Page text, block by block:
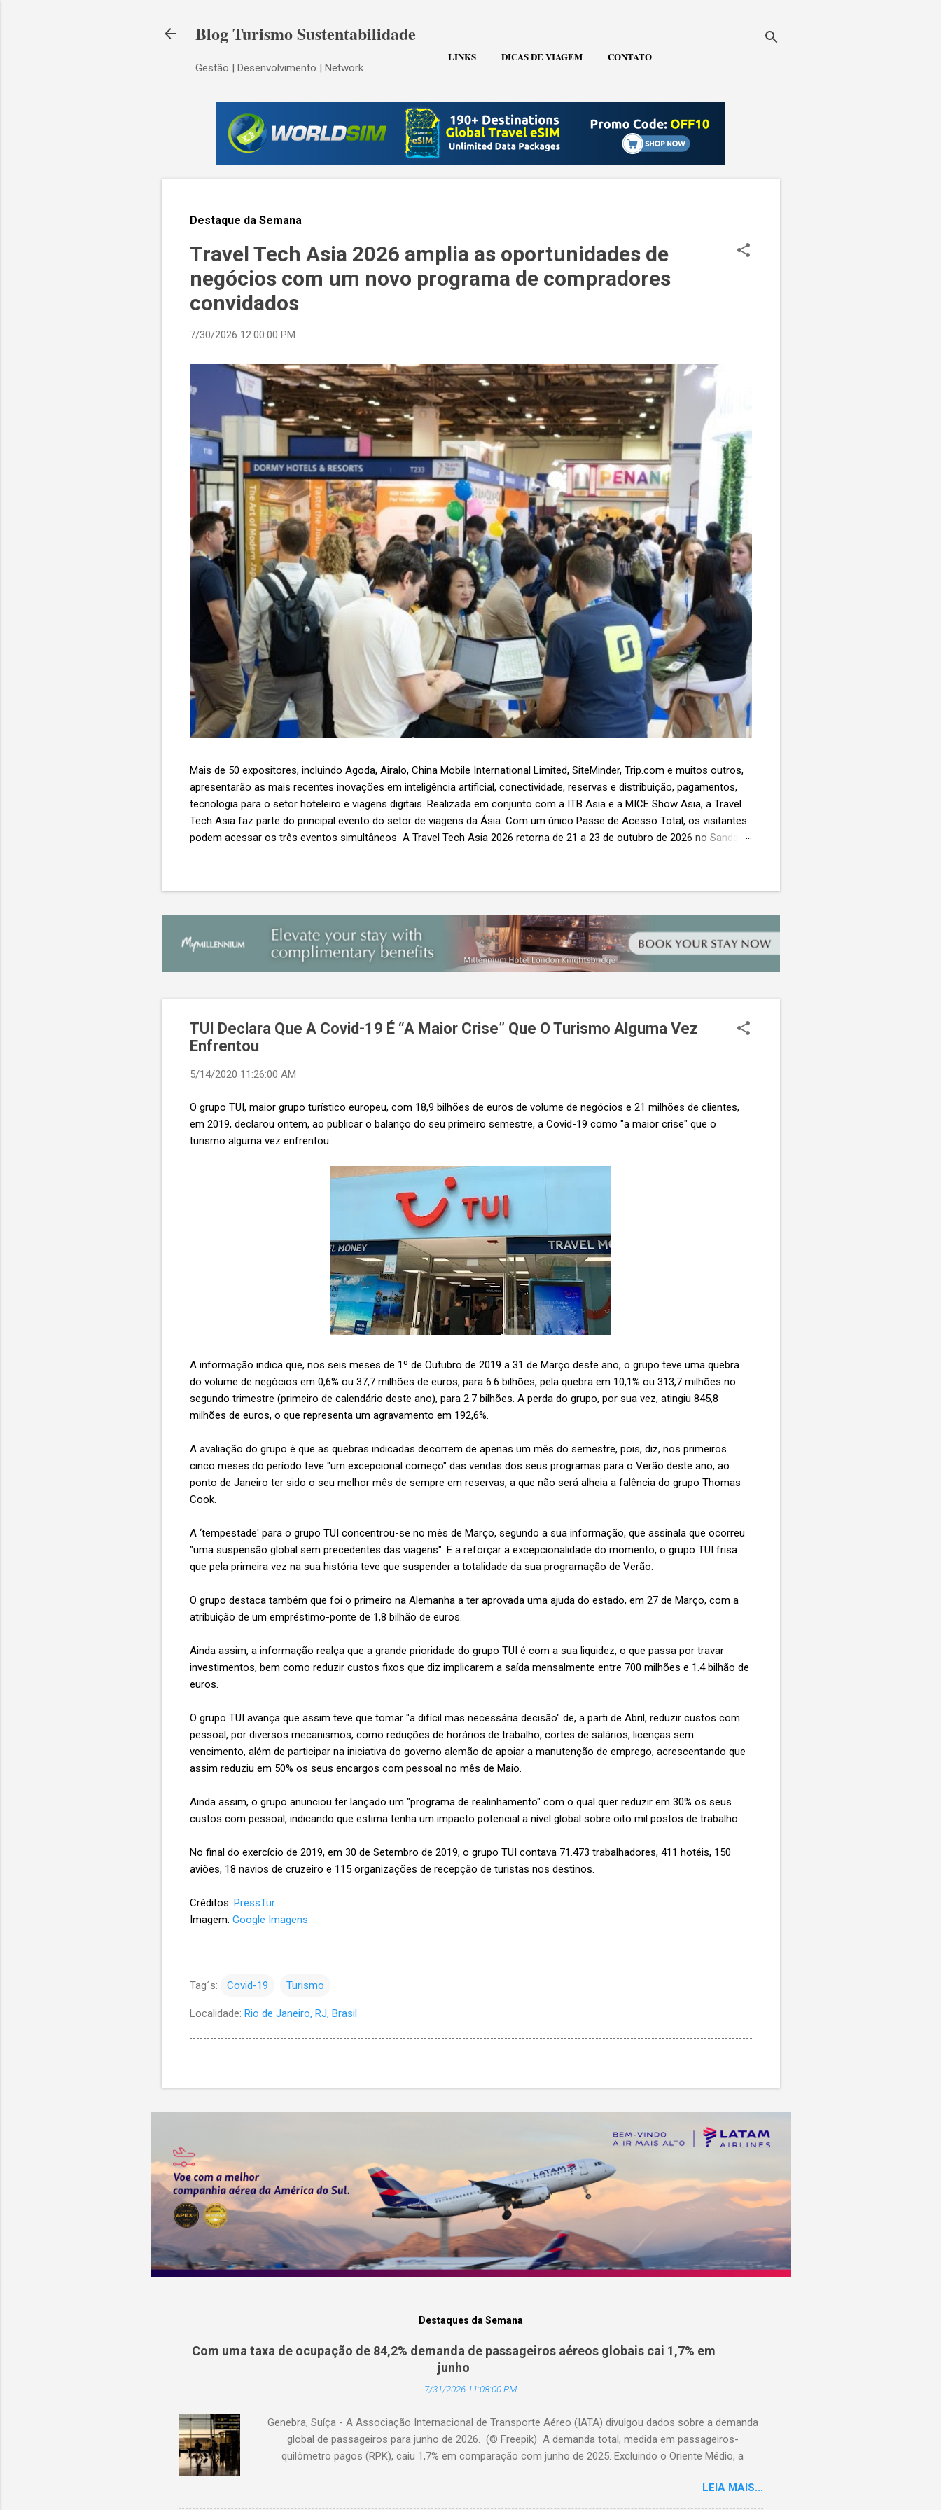
Blog Turismo Sustentabilidade
Gestão | Desenvolvimento | Network
LINKS DICAS DE VIAGEM CONTATO
Destaque da Semana
Travel Tech Asia 2026 amplia as oportunidades de
negócios com um novo programa de compradores
convidados
7/30/2026 12:00:00 PM
Mais de 50 expositores, incluindo Agoda, Airalo, China Mobile International Limited, SiteMinder, Trip.com e muitos outros,
apresentarão as mais recentes inovações em inteligência artificial, conectividade, reservas e distribuição, pagamentos,
tecnologia para o setor hoteleiro e viagens digitais. Realizada em conjunto com a ITB Asia e a MICE Show Asia, a Travel
Tech Asia faz parte do principal evento do setor de viagens da Ásia. Com um único Passe de Acesso Total, os visitantes
podem acessar os três eventos simultâneos A Travel Tech Asia 2026 retorna de 21 a 23 de outubro de 2026 no Sands
de importantes nomes do setor e debates sobre as principais tendências que impulsionam a próxima geração da
TUI Declara Que A Covid-19 É “A Maior Crise” Que O Turismo Alguma Vez
Enfrentou
5/14/2020 11:26:00 AM
O grupo TUI, maior grupo turístico europeu, com 18,9 bilhões de euros de volume de negócios e 21 milhões de clientes,
em 2019, declarou ontem, ao publicar o balanço do seu primeiro semestre, a Covid-19 como "a maior crise" que o
turismo alguma vez enfrentou.
A informação indica que, nos seis meses de 1º de Outubro de 2019 a 31 de Março deste ano, o grupo teve uma quebra
do volume de negócios em 0,6% ou 37,7 milhões de euros, para 6.6 bilhões, pela quebra em 10,1% ou 313,7 milhões no
segundo trimestre (primeiro de calendário deste ano), para 2.7 bilhões. A perda do grupo, por sua vez, atingiu 845,8
milhões de euros, o que representa um agravamento em 192,6%.
A avaliação do grupo é que as quebras indicadas decorrem de apenas um mês do semestre, pois, diz, nos primeiros
cinco meses do período teve "um excepcional começo" das vendas dos seus programas para o Verão deste ano, ao
ponto de Janeiro ter sido o seu melhor mês de sempre em reservas, a que não será alheia a falência do grupo Thomas
Cook.
A ‘tempestade' para o grupo TUI concentrou-se no mês de Março, segundo a sua informação, que assinala que ocorreu
"uma suspensão global sem precedentes das viagens". E a reforçar a excepcionalidade do momento, o grupo TUI frisa
que pela primeira vez na sua história teve que suspender a totalidade da sua programação de Verão.
O grupo destaca também que foi o primeiro na Alemanha a ter aprovada uma ajuda do estado, em 27 de Março, com a
atribuição de um empréstimo-ponte de 1,8 bilhão de euros.
Ainda assim, a informação realça que a grande prioridade do grupo TUI é com a sua liquidez, o que passa por travar
investimentos, bem como reduzir custos fixos que diz implicarem a saída mensalmente entre 700 milhões e 1.4 bilhão de
euros.
O grupo TUI avança que assim teve que tomar "a difícil mas necessária decisão" de, a parti de Abril, reduzir custos com
pessoal, por diversos mecanismos, como reduções de horários de trabalho, cortes de salários, licenças sem
vencimento, além de participar na iniciativa do governo alemão de apoiar a manutenção de emprego, acrescentando que
assim reduziu em 50% os seus encargos com pessoal no mês de Maio.
Ainda assim, o grupo anunciou ter lançado um "programa de realinhamento" com o qual quer reduzir em 30% os seus
custos com pessoal, indicando que estima tenha um impacto potencial a nível global sobre oito mil postos de trabalho.
No final do exercício de 2019, em 30 de Setembro de 2019, o grupo TUI contava 71.473 trabalhadores, 411 hotéis, 150
aviões, 18 navios de cruzeiro e 115 organizações de recepção de turistas nos destinos.
Créditos: PressTur
Imagem: Google Imagens
Tag´s: Covid-19 Turismo
Localidade: Rio de Janeiro, RJ, Brasil
Destaques da Semana
Com uma taxa de ocupação de 84,2% demanda de passageiros aéreos globais cai 1,7% em
junho
7/31/2026 11:08:00 PM
Genebra, Suíça - A Associação Internacional de Transporte Aéreo (IATA) divulgou dados sobre a demanda
global de passageiros para junho de 2026. (© Freepik) A demanda total, medida em passageiros-
quilômetro pagos (RPK), caiu 1,7% em comparação com junho de 2025. Excluindo o Oriente Médio, a
1,3% em relação ao ano anterior. A taxa de ocupação foi de 84,2% (-0,4 ponto percentual em comparação
com junho de 2025). A demanda internacional caiu 0,9% em comparação com junho de 2025. Excluindo o
LEIA MAIS...